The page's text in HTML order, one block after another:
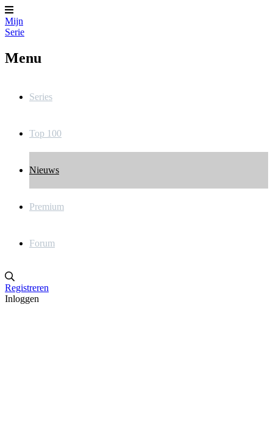
Mijn
Serie
Menu
Series
Top 100
Nieuws
Premium
Forum
Registreren
Inloggen